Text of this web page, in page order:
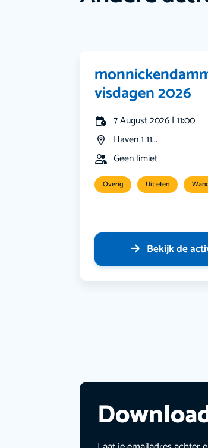
visdagen 2026
7 August 2026 | 11:00
Haven 1 11...
Geen limiet
Overig Uit eten
Bekijk de